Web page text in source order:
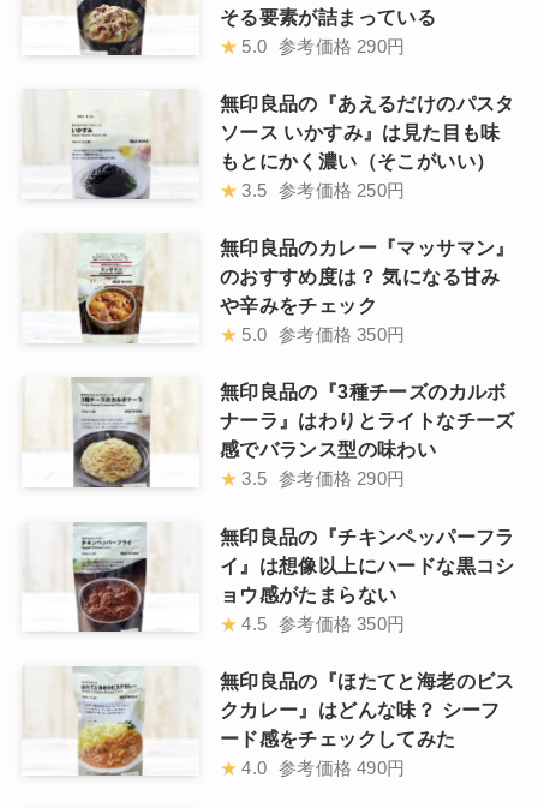
そる要素が詰まっている
★ 5.0 参考価格 290円
無印良品の『あえるだけのパスタ
ソース いかすみ』は見た目も味
もとにかく濃い（そこがいい）
★ 3.5 参考価格 250円
無印良品のカレー『マッサマン』
のおすすめ度は？ 気になる甘み
や辛みをチェック
★ 5.0 参考価格 350円
無印良品の『3種チーズのカルボ
ナーラ』はわりとライトなチーズ
感でバランス型の味わい
★ 3.5 参考価格 290円
無印良品の『チキンペッパーフラ
イ』は想像以上にハードな黒コシ
ョウ感がたまらない
★ 4.5 参考価格 350円
無印良品の『ほたてと海老のビス
クカレー』はどんな味？ シーフ
ード感をチェックしてみた
★ 4.0 参考価格 490円